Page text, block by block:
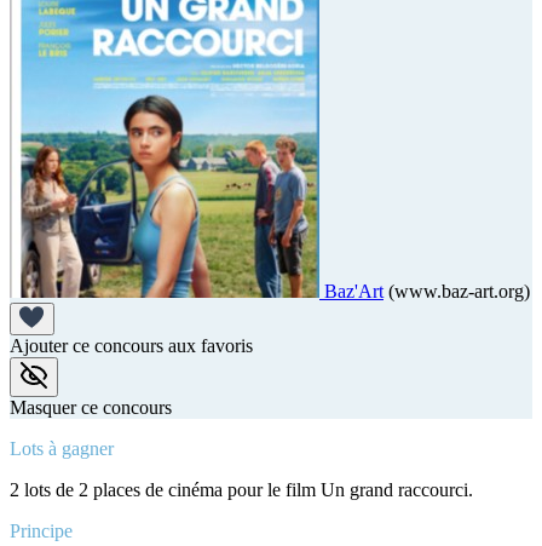
Baz'Art (www.baz-art.org)
Ajouter ce concours aux favoris
Masquer ce concours
Lots à gagner
2 lots de 2 places de cinéma pour le film Un grand raccourci.
Principe